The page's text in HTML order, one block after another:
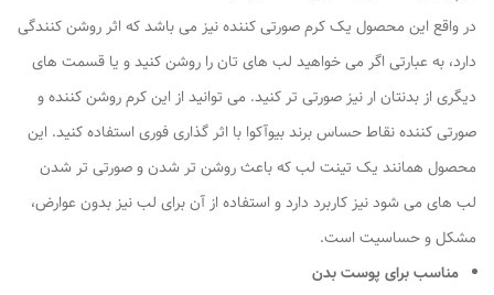
در واقع این محصول یک کرم صورتی کننده نیز می باشد که اثر روشن کنندگی
دارد، به عبارتی اگر می خواهید لب های تان را روشن کنید و یا قسمت های
دیگری از بدنتان ار نیز صورتی تر کنید. می توانید از این کرم روشن کننده و
صورتی کننده نقاط حساس برند بیوآکوا با اثر گذاری فوری استفاده کنید. این
محصول همانند یک تینت لب که باعث روشن تر شدن و صورتی تر شدن
لب های می شود نیز کاربرد دارد و استفاده از آن برای لب نیز بدون عوارض،
مشکل و حساسیت است.
مناسب برای پوست بدن